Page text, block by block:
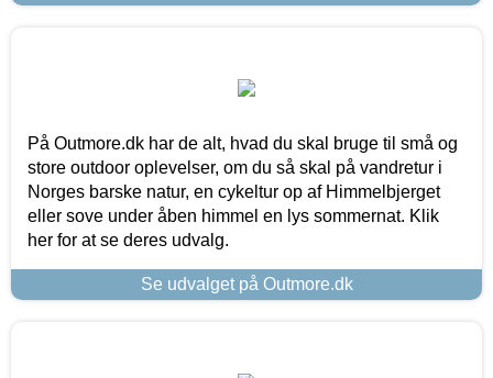
På Outmore.dk har de alt, hvad du skal bruge til små og
store outdoor oplevelser, om du så skal på vandretur i
Norges barske natur, en cykeltur op af Himmelbjerget
eller sove under åben himmel en lys sommernat. Klik
her for at se deres udvalg.
Se udvalget på Outmore.dk